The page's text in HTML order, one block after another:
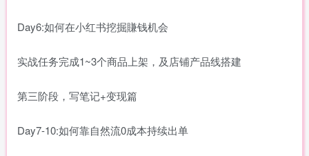
Day6:如何在小红书挖掘賺钱机会
实战任务完成1~3个商品上架，及店铺产品线搭建
第三阶段，写笔记+变现篇
Day7-10:如何靠自然流0成本持续出单